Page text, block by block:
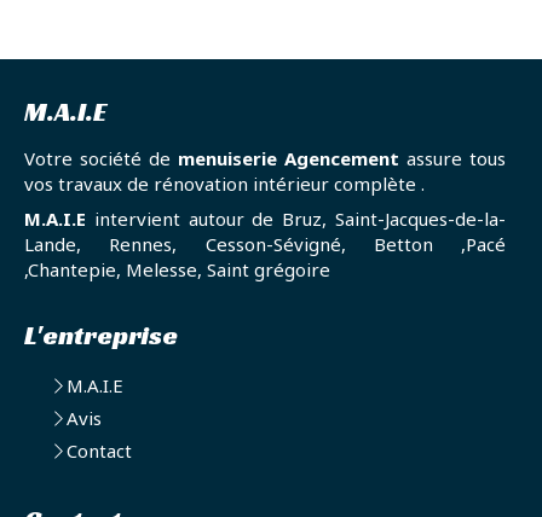
M.A.I.E
Votre société de menuiserie Agencement assure tous
vos travaux de rénovation intérieur complète .
M.A.I.E intervient autour de Bruz, Saint-Jacques-de-la-
Lande, Rennes, Cesson-Sévigné, Betton ,Pacé
,Chantepie, Melesse, Saint grégoire
L'entreprise
M.A.I.E
Avis
Contact